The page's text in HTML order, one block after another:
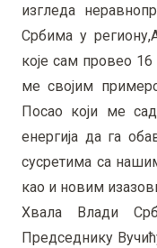
изгледа
Србима у
које сам провео
ме својим
Посао који ме
енергија да га
сусретима са
као и новим
Хвала Влади
Председнику